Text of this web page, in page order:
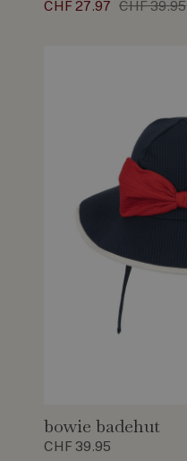
CHF 27.97 CHF 39.95
bowie badehut
CHF 39.95